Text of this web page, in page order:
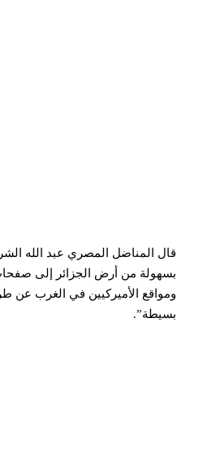
قال المناضل المصري عبد الله
بسهولة من أرض الجزائر إلى
ومواقع الأميركيين في الغرب عن
بسيطة”.